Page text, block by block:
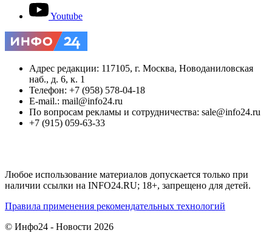
Youtube
Адрес редакции: 117105, г. Москва, Новоданиловская
наб., д. 6, к. 1
Телефон: +7 (958) 578-04-18
E-mail.: mail@info24.ru
По вопросам рекламы и сотрудничества: sale@info24.ru
+7 (915) 059-63-33
Любое использование материалов допускается только при
наличии ссылки на INFO24.RU; 18+, запрещено для детей.
Правила применения рекомендательных технологий
© Инфо24 - Новости 2026